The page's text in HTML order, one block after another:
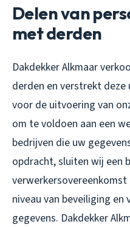
Delen van
met derden
Dakdekker Alkmaar
derden en verstrekt
voor de uitvoering van
om te voldoen aan een
bedrijven die uw
opdracht, sluiten wij een
niveau van beveiliging
gegevens. Dakdekker